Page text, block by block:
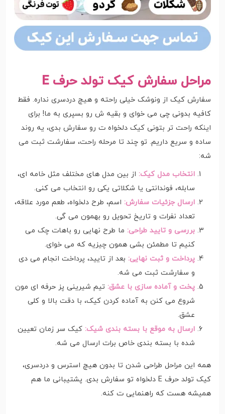
مراحل سفارش کیک تولد حرف E
سفارش کیک از ونوشک خیلی راحته و هیچ دردسری نداره. فقط
کافیه بدونی چی می خوای و بقیه ش رو بسپری به ما! برای
اینکه راحت تر بتونی کیک دلخواه ت رو سفارش بدی، یه روند
ساده و سریع داریم. تو چند تا مرحله راحت، سفارشت ثبت می
شه:
انتخاب مدل کیک: از بین مدل های مختلف مثل خامه ای،
سابله، فوندانتی یا شکلاتی یکی رو انتخاب می کنی.
ارسال جزئیات سفارش: اسم، طرح دلخواه، طعم مورد علاقه،
تعداد نفرات و تاریخ تحویل رو بهمون می گی.
بررسی و تایید طراحی: ما طرح نهایی رو باهات چک می
کنیم تا مطمئن بشی همون چیزیه که می خوای.
پرداخت و ثبت نهایی: بعد از تایید، پرداخت انجام می دی
و سفارشت ثبت می شه.
پخت و آماده سازی با عشق: تیم شیرینی پز حرفه ای مون
شروع می کنن به آماده کردن کیک، با دقت بالا و کلی
عشق.
ارسال به موقع با بسته بندی شیک: کیک سر زمان تعیین
شده با بسته بندی خاص برات ارسال می شه.
همه این مراحل طراحی شدن تا بدون هیچ استرس و دردسری،
کیک تولد حرف E دلخواه تو سفارش بدی. پشتیبانی ما هم
همیشه هست که راهنمایی ت کنه.